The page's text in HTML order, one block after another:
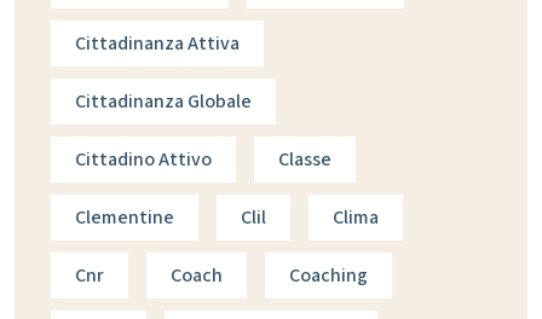
Cittadinanza Attiva
Cittadinanza Globale
Cittadino Attivo Classe
Clementine Clil Clima
Cnr Coach Coaching